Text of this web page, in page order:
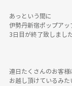
あっという間に
伊勢丹新宿ポップアッ
3日目が終了致しまし
連日たくさんのお客様
お越し頂けているみた